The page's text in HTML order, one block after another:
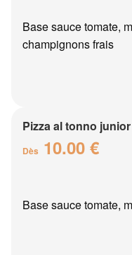
Base sauce tomate,
champignons frais
Pizza al tonno junior
Dès 10.00 €
Base sauce tomate,